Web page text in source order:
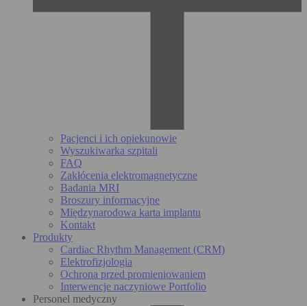
Pacjenci i ich opiekunowie
Wyszukiwarka szpitali
FAQ
Zakłócenia elektromagnetyczne
Badania MRI
Broszury informacyjne
Międzynarodowa karta implantu
Kontakt
Produkty
Cardiac Rhythm Management (CRM)
Elektrofizjologia
Ochrona przed promieniowaniem
Interwencje naczyniowe Portfolio
Personel medyczny